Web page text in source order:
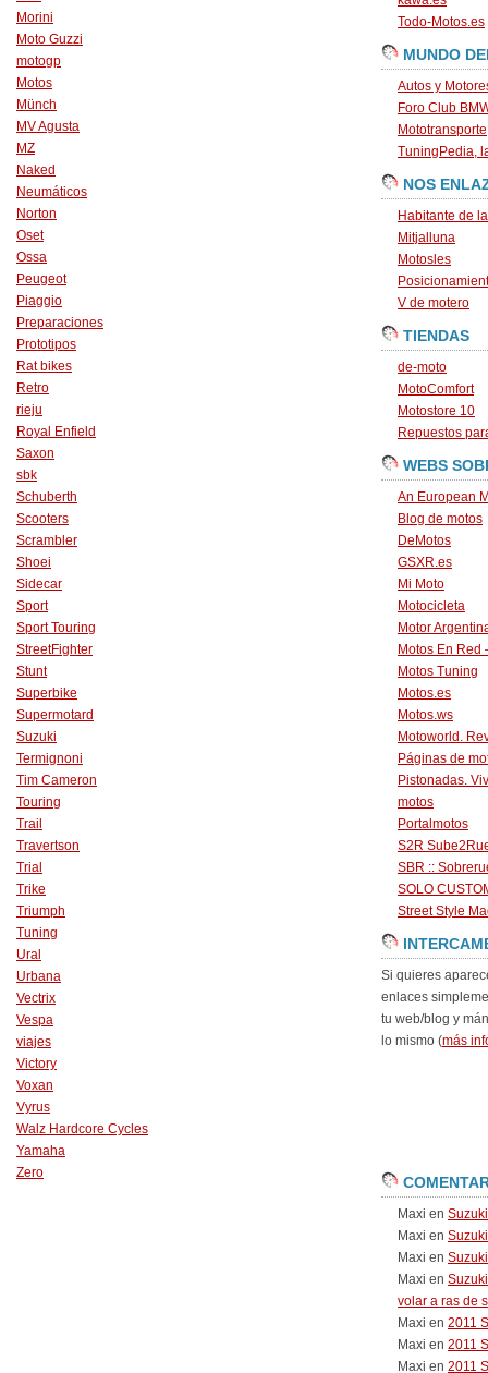
Morini
Moto Guzzi
motogp
Motos
Münch
MV Agusta
MZ
Naked
Neumáticos
Norton
Oset
Ossa
Peugeot
Piaggio
Preparaciones
Prototipos
Rat bikes
Retro
rieju
Royal Enfield
Saxon
sbk
Schuberth
Scooters
Scrambler
Shoei
Sidecar
Sport
Sport Touring
StreetFighter
Stunt
Superbike
Supermotard
Suzuki
Termignoni
Tim Cameron
Touring
Trail
Travertson
Trial
Trike
Triumph
Tuning
Ural
Urbana
Vectrix
Vespa
viajes
Victory
Voxan
Vyrus
Walz Hardcore Cycles
Yamaha
Zero
Todo-Motos.es
MUNDO
Autos y
Foro Club
Mototransporte
TuningPedia,
NOS
Habitante de
Mitjalluna
Motosles
V de motero
TIENDAS
de-moto
MotoComfort
Motostore 10
Repuestos
WEBS
An European
Blog de motos
DeMotos
GSXR.es
Mi Moto
Motocicleta
Motor
Motos En Red
Motos Tuning
Motos.es
Motos.ws
Motoworld.
Páginas de
Pistonadas.
motos
Portalmotos
S2R
SBR ::
SOLO
Street Style
Si quieres
enlaces
tu web/blog y
lo mismo (más
Maxi en
Maxi en
Maxi en
Maxi en
volar a ras de
Maxi en 2011
Maxi en 2011
Maxi en 2011